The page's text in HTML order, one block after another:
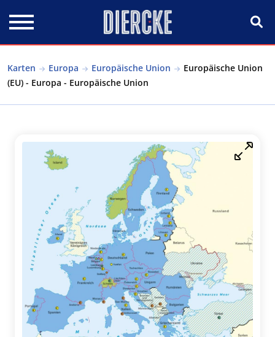
Karten Europa Europäische Union
Europäische Union
(EU) - Europa - Europäische Union